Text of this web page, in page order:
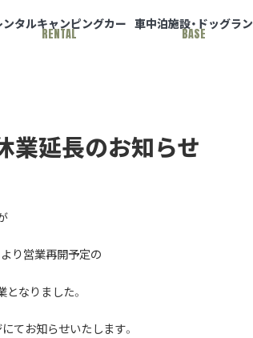
ンタルキャンピングカー
RENTAL
車中泊施設・ドッグラン
BASE
業延長のお知らせ
り営業再開予定の
なりました。
てお知らせいたします。